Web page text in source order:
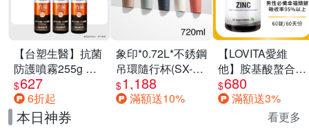
【台塑生醫】抗菌
防護噴霧255g 三
入組
$627
6折起
象印*0.72L*不銹鋼
吊環隨行杯(SX-
LA72H)
$1,188
滿額送10%
【LOVITA愛維
他】胺基酸螯合鋅
x2瓶30mg素食錠
(鋅錠)
$680
滿額送3%
本日神券 看更多